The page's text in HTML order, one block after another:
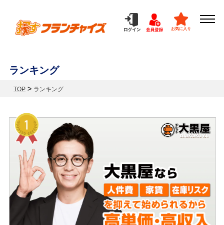
お気に入り
ランキング
TOP > ランキング